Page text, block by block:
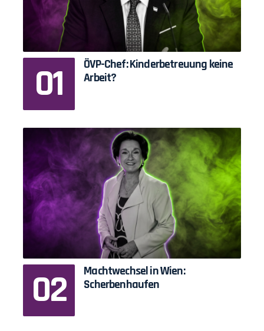
ÖVP-Chef: Kinderbetreuung keine
Arbeit?
Machtwechsel in Wien:
Scherbenhaufen